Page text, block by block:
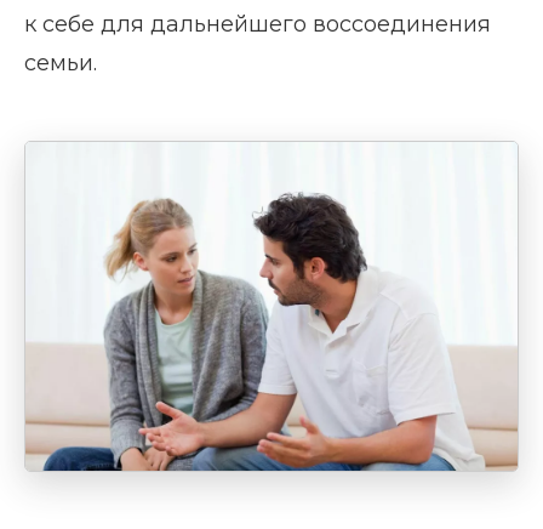
к себе для дальнейшего воссоединения
семьи.